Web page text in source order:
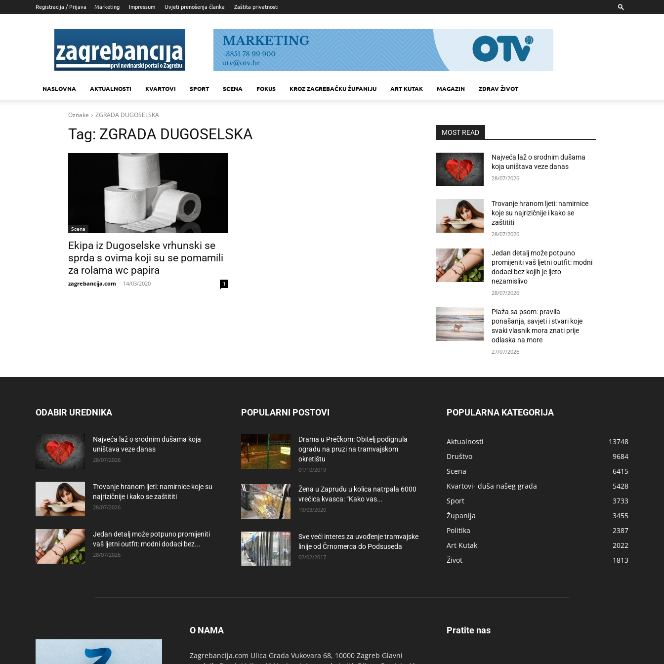
Registracija / Prijava Marketing Impressum Uvjeti prenošenja članka Zaštita privatnosti
Zagrebancija
NASLOVNA AKTUALNOSTI KVARTOVI SPORT SCENA FOKUS KROZ ZAGREBAČKU ŽUPANIJU ART KUTAK MAGAZIN ZDRAV ŽIVOT
Oznake ZGRADA DUGOSELSKA
Tag: ZGRADA DUGOSELSKA
Scena
Ekipa iz Dugoselske vrhunski se
sprda s ovima koji su se pomamili
za rolama wc papira
zagrebancija.com - 14/03/2020 1
MOST READ
Najveća laž o srodnim dušama
koja uništava veze danas
28/07/2026
Trovanje hranom ljeti: namirnice
koje su najrizičnije i kako se
zaštititi
28/07/2026
Jedan detalj može potpuno
promijeniti vaš ljetni outfit: modni
dodaci bez kojih je ljeto
nezamislivo
28/07/2026
Plaža sa psom: pravila
ponašanja, savjeti i stvari koje
svaki vlasnik mora znati prije
odlaska na more
27/07/2026
ODABIR UREDNIKA
Najveća laž o srodnim dušama koja
uništava veze danas
28/07/2026
Trovanje hranom ljeti: namirnice koje su
najrizičnije i kako se zaštititi
28/07/2026
Jedan detalj može potpuno promijeniti
vaš ljetni outfit: modni dodaci bez...
28/07/2026
POPULARNI POSTOVI
Drama u Prečkom: Obitelj podignula
ogradu na pruzi na tramvajskom
okretištu
01/10/2019
Žena u Zapruđu u kolica natrpala 6000
vrećica kvasca: “Kako vas...
19/03/2020
Sve veći interes za uvođenje tramvajske
linije od Črnomerca do Podsuseda
02/02/2017
POPULARNA KATEGORIJA
Aktualnosti
13748
Društvo
9684
Scena
6415
Kvartovi- duša našeg grada
5428
Sport
3733
Županija
3455
Politika
2387
Art Kutak
2022
Život
1813
O NAMA
Zagrebancija.com Ulica Grada Vukovara 68, 10000 Zagreb Glavni
Pratite nas